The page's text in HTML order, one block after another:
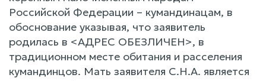
Российской Федерации – кумандинацам, в
обоснование указывая, что заявитель
родилась в <АДРЕС ОБЕЗЛИЧЕН>, в
традиционном месте обитания и расселения
кумандинцов. Мать заявителя С.Н.А. является